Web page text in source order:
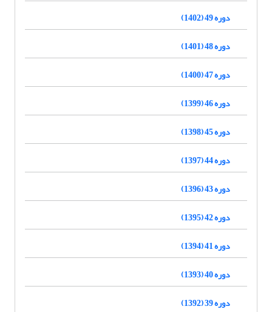
دوره 49 (1402)
دوره 48 (1401)
دوره 47 (1400)
دوره 46 (1399)
دوره 45 (1398)
دوره 44 (1397)
دوره 43 (1396)
دوره 42 (1395)
دوره 41 (1394)
دوره 40 (1393)
دوره 39 (1392)